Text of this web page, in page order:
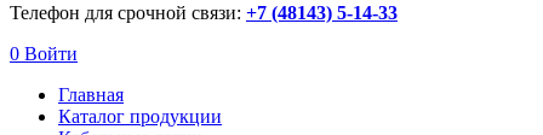
Телефон для срочной связи: +7 (48143) 5-14-33
0 Войти
Главная
Каталог продукции